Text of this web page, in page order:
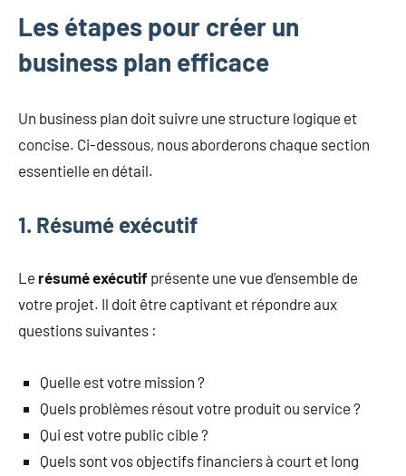
Les étapes pour créer un
business plan efficace
Un business plan doit suivre une structure logique et
concise. Ci-dessous, nous aborderons chaque section
essentielle en détail.
1. Résumé exécutif
Le résumé exécutif présente une vue d’ensemble de
votre projet. Il doit être captivant et répondre aux
questions suivantes :
Quelle est votre mission ?
Quels problèmes résout votre produit ou service ?
Qui est votre public cible ?
Quels sont vos objectifs financiers à court et long